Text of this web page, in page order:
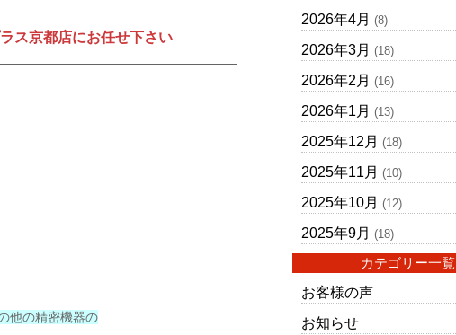
ス京都店にお任せ下さい
他の精密機器の
2026年4月 (8)
2026年3月 (18)
2026年2月 (16)
2026年1月 (13)
2025年12月 (18)
2025年11月 (10)
2025年10月 (12)
2025年9月 (18)
カテゴリー一覧
お客様の声
お知らせ